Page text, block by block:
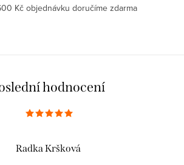
Kč objednávku doručíme zdarma
hodnocení
Radka Kršková